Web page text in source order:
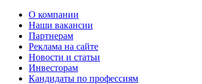
О компании
Наши вакансии
Партнерам
Реклама на сайте
Новости и статьи
Инвесторам
Кандидаты по профессиям